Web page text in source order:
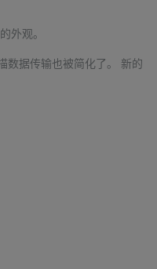
外观。
数据传输也被简化了。 新的